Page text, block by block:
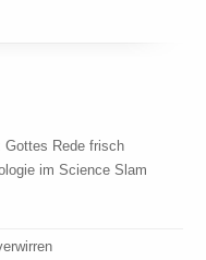
Gottes Rede frisch
im Science Slam